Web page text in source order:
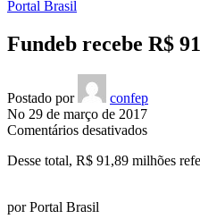
Portal Brasil
Fundeb recebe R$
Postado por
confep
No 29 de março de 2017
Comentários desativadosem
recebe
Desse total, R$ 91,89 milhões
porPortal Brasil